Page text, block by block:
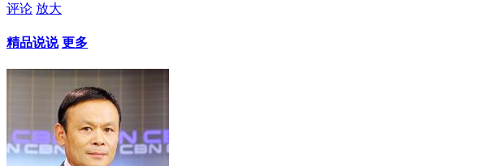
评论 放大
精品说说 更多